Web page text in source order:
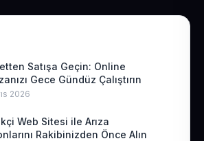
Satışa Geçin: Online
Gece Gündüz Çalıştırın
2026
Web Sitesi ile Arıza
Rakibinizden Önce Alın